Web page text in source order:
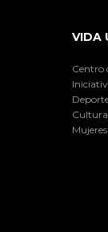
VIDA
Centro
Cultura